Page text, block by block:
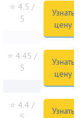
⭐ 4.5 /
5
Узнать
цену
⭐ 4.45 /
5
Узнать
цену
⭐ 4.4/
Узнать